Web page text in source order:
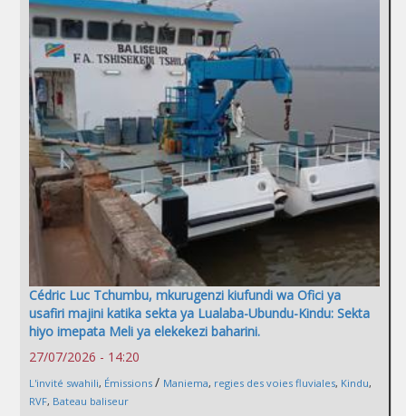
Cédric Luc Tchumbu, mkurugenzi kiufundi wa Ofici ya
usafiri majini katika sekta ya Lualaba-Ubundu-Kindu: Sekta
hiyo imepata Meli ya elekekezi baharini.
27/07/2026 - 14:20
L'invité swahili, Émissions / Maniema, regies des voies fluviales, Kindu,
RVF, Bateau baliseur